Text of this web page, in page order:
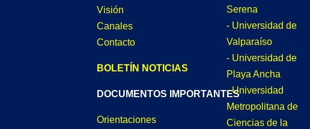
Visión
Canales
Contacto
BOLETÍN NOTICIAS
DOCUMENTOS IMPORTANTES
Orientaciones
Serena
- Universidad de
Valparaíso
- Universidad de
Playa Ancha
- Universidad
Metropolitana de
Ciencias de la